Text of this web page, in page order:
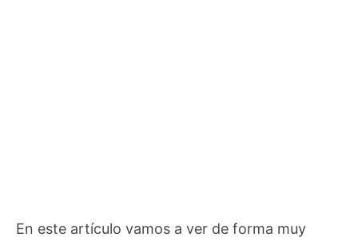
En este artículo vamos a ver de forma muy